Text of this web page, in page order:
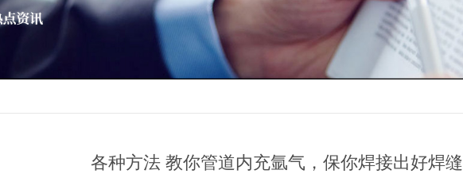
各种方法 教你管道内充氩气，保你焊接出好焊缝